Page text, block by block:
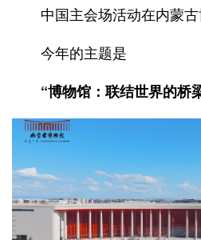
中国主会场活动在内蒙
今年的主题是
“博物馆：联结世界的桥